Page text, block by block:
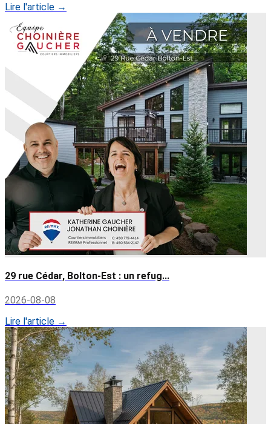
Lire l'article →
29 rue Cédar, Bolton-Est : un refug...
2026-08-08
Lire l'article →